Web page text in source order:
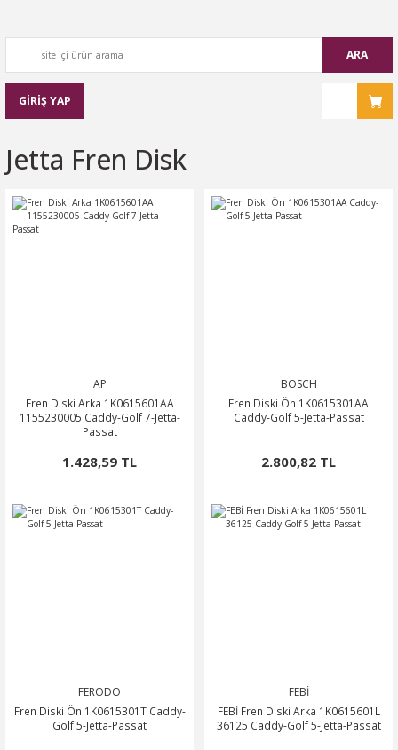
ARA
GİRİŞ YAP
Jetta Fren Disk
AP
Fren Diski Arka 1K0615601AA
1155230005 Caddy-Golf 7-Jetta-
Passat
1.428,59 TL
BOSCH
Fren Diski Ön 1K0615301AA
Caddy-Golf 5-Jetta-Passat
2.800,82 TL
FERODO
Fren Diski Ön 1K0615301T Caddy-
Golf 5-Jetta-Passat
FEBİ
FEBİ Fren Diski Arka 1K0615601L
36125 Caddy-Golf 5-Jetta-Passat